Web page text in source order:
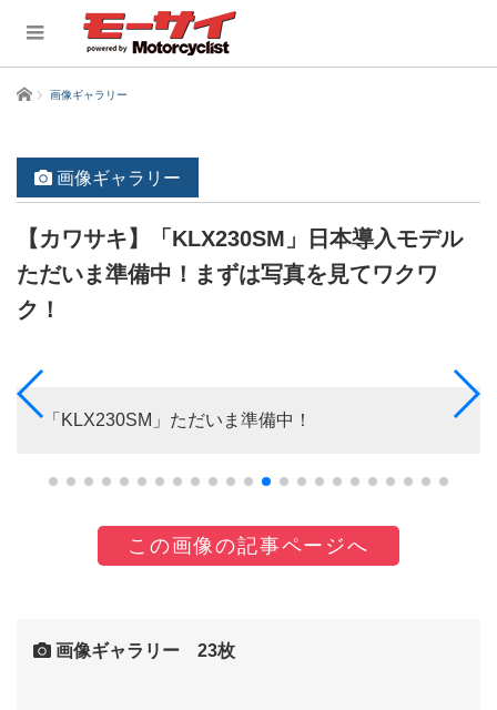
ホーム 画像ギャラリー
画像ギャラリー
【カワサキ】「KLX230SM」日本導入モデル
ただいま準備中！まずは写真を見てワクワ
ク！
「KLX230SM」ただいま準備中！
この画像の記事ページへ
画像ギャラリー 23枚